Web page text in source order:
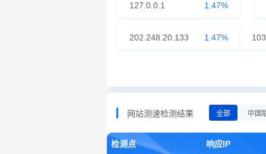
127.0.0.1 1.47%
202.248.20.133 1.47%
网站测速检测结果 全部 中国
检测点 响应IP